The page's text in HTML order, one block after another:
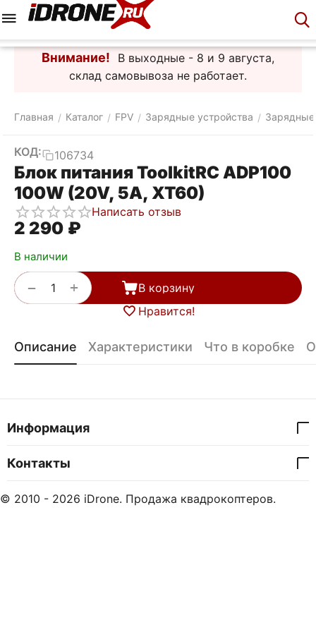
Внимание!
В выходные - 8 и 9 августа,
склад самовывоза не работает.
Главная / Каталог / FPV / Зарядные устройства / Зарядные
КОД: 106734
Блок питания ToolkitRC ADP100
100W (20V, 5A, XT60)
Написать отзыв
2 290 ₽
В наличии
+
−
В корзину
Нравится!
Описание Характеристики Что в коробке
Информация
Контакты
© 2010 - 2026 iDrone. Продажа квадрокоптеров.
Корзина